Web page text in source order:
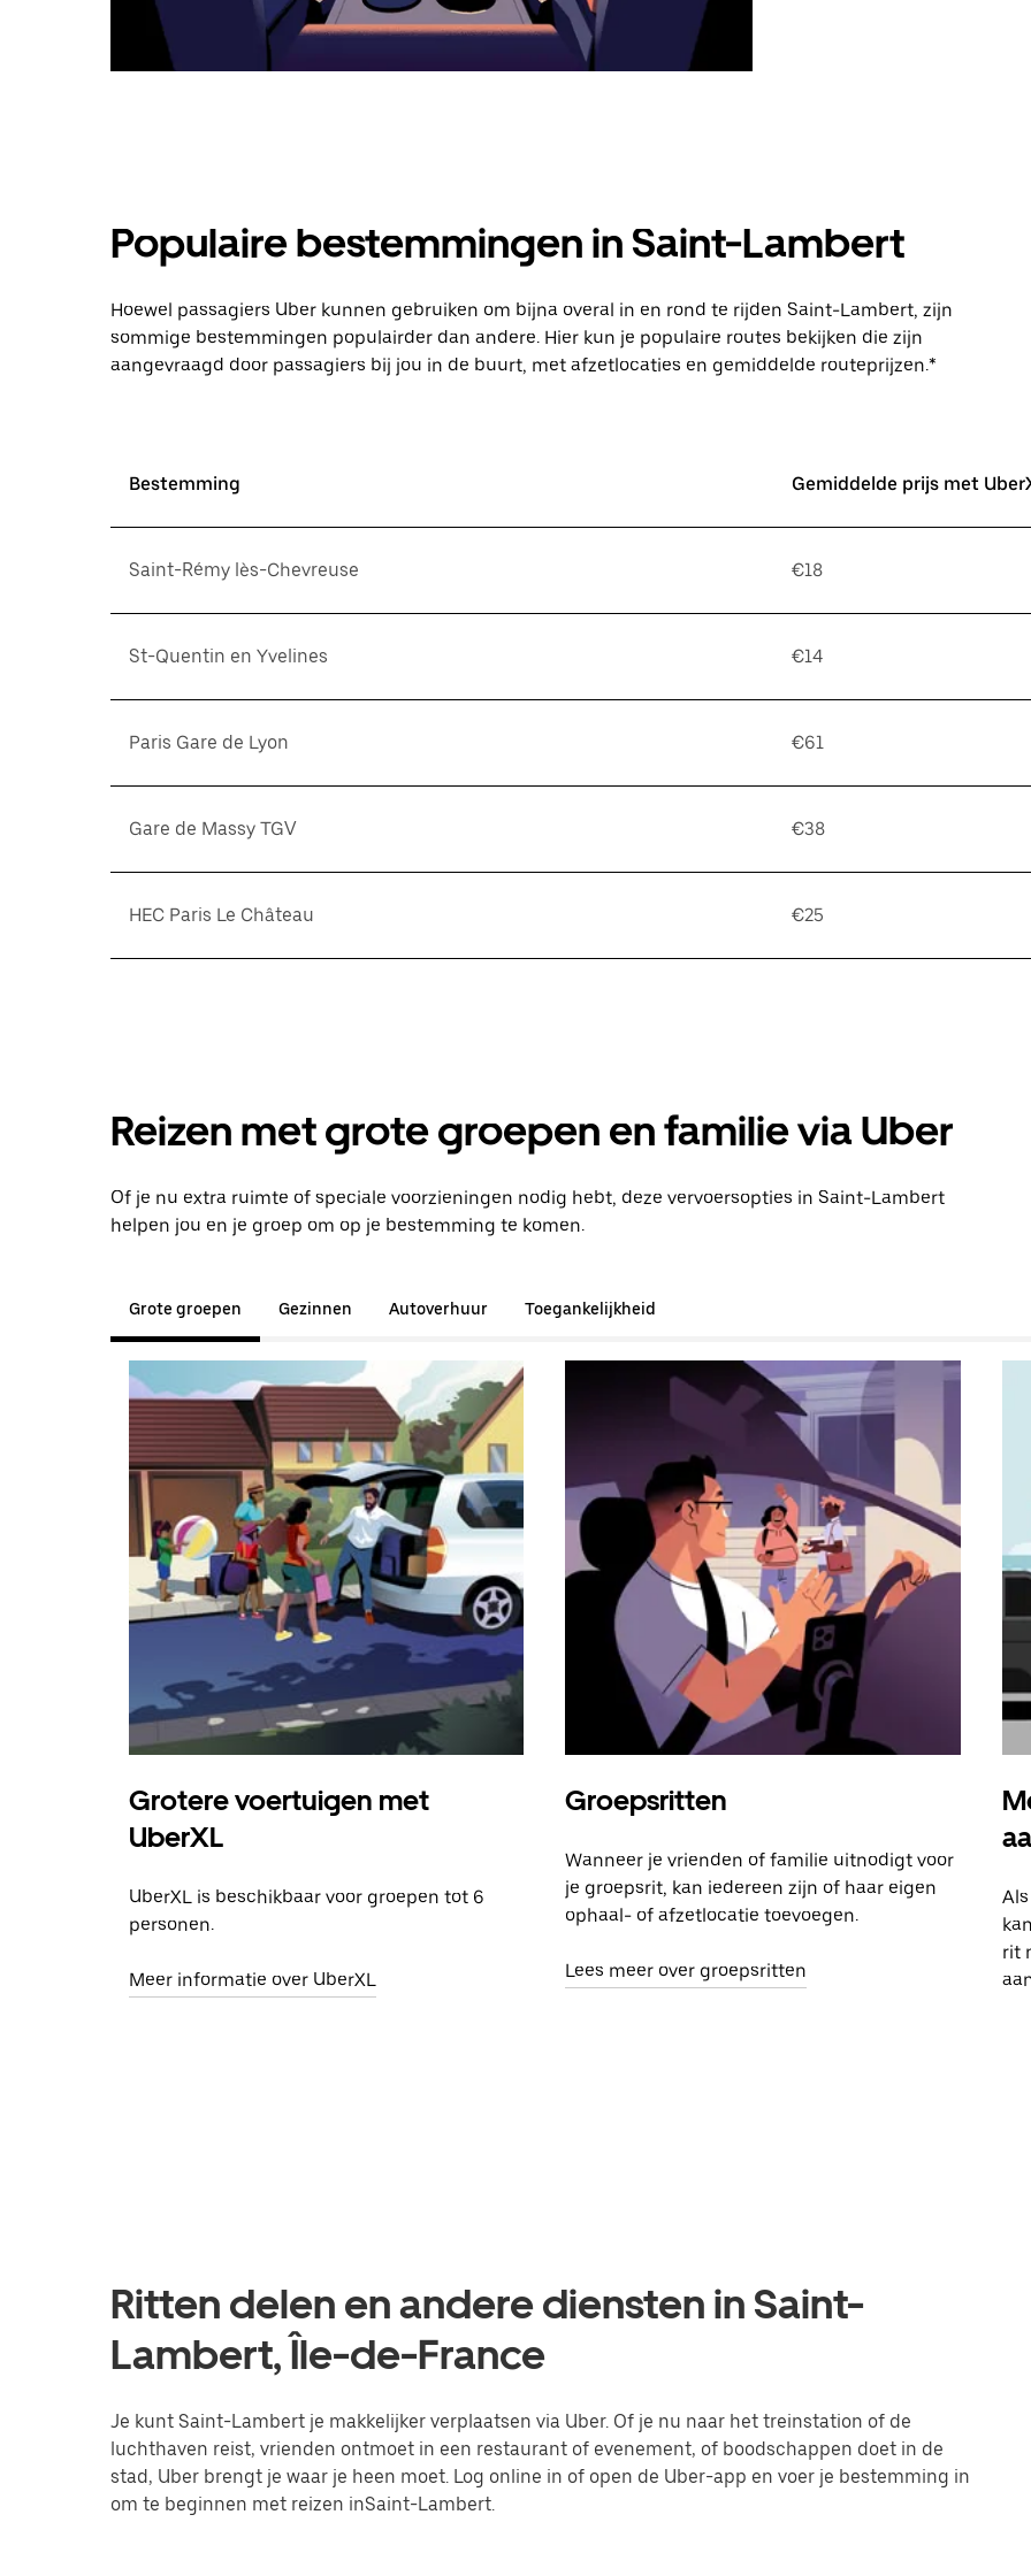
Populaire bestemmingen in Saint-Lambert
Hoewel passagiers Uber kunnen gebruiken om bijna overal in en rond te rijden Saint-Lambert, zijn
sommige bestemmingen populairder dan andere. Hier kun je populaire routes bekijken die zijn
aangevraagd door passagiers bij jou in de buurt, met afzetlocaties en gemiddelde routeprijzen.*
Bestemming Gemiddelde prijs met
Saint-Rémy lès-Chevreuse €18
St-Quentin en Yvelines €14
Paris Gare de Lyon €61
Gare de Massy TGV €38
HEC Paris Le Château €25
Reizen met grote groepen en familie via Uber
Of je nu extra ruimte of speciale voorzieningen nodig hebt, deze vervoersopties in Saint-Lambert
helpen jou en je groep om op je bestemming te komen.
Grote groepen Gezinnen Autoverhuur Toegankelijkheid
Grotere voertuigen met
UberXL
UberXL is beschikbaar voor groepen tot 6
personen.
Meer informatie over UberXL
Groepsritten
Wanneer je vrienden of familie uitnodigt voor
je groepsrit, kan iedereen zijn of haar eigen
ophaal- of afzetlocatie toevoegen.
Lees meer over groepsritten
rit
Ritten delen en andere diensten in Saint-
Lambert, Île-de-France
Je kunt Saint-Lambert je makkelijker verplaatsen via Uber. Of je nu naar het treinstation of de
luchthaven reist, vrienden ontmoet in een restaurant of evenement, of boodschappen doet in de
stad, Uber brengt je waar je heen moet. Log online in of open de Uber-app en voer je bestemming in
om te beginnen met reizen inSaint-Lambert.